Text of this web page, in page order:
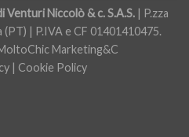
Venturi Niccolò & c. S.A.S. | P.zza
| P.IVA e CF 01401410475.
Marketing&C
| Cookie Policy